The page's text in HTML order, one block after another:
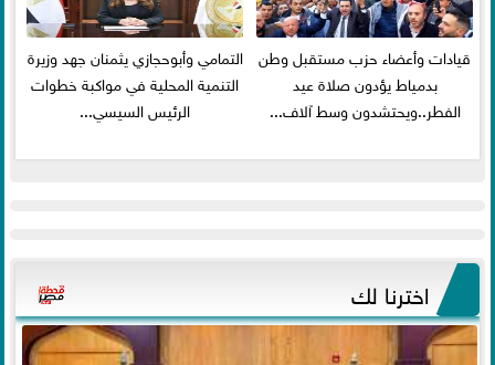
قيادات وأعضاء حزب مستقبل وطن
بدمياط يؤدون صلاة عيد
الفطر..ويحتشدون وسط آلاف...
التمامي وأبوحجازي يثمنان جهد وزيرة
التنمية المحلية في مواكبة خطوات
الرئيس السيسي...
اخترنا لك